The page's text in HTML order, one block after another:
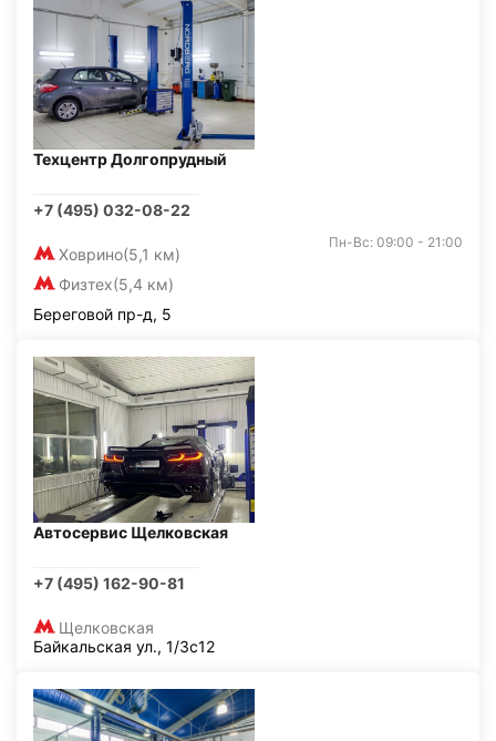
Техцентр Долгопрудный
+7 (495) 032-08-22
Ховрино(5,1 км)
Физтех(5,4 км)
Пн-Вс: 09:00 - 21:00
Береговой пр-д, 5
Автосервис Щелковская
+7 (495) 162-90-81
Щелковская
Байкальская ул., 1/3с12